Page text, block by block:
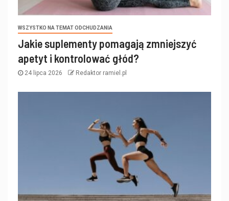
WSZYSTKO NA TEMAT ODCHUDZANIA
Jakie suplementy pomagają zmniejszyć
apetyt i kontrolować głód?
24 lipca 2026 Redaktor ramiel.pl